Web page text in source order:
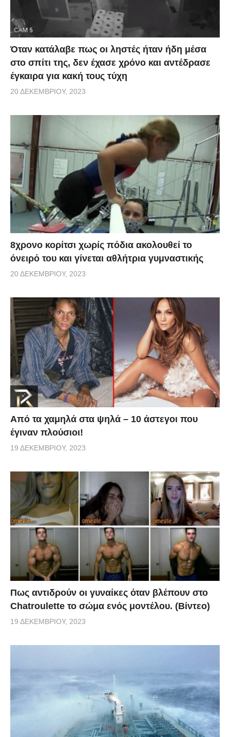
Όταν κατάλαβε πως οι ληστές ήταν ήδη μέσα
στο σπίτι της, δεν έχασε χρόνο και αντέδρασε
έγκαιρα για κακή τους τύχη
20 ΔΕΚΕΜΒΡΊΟΥ, 2023
8χρονο κορίτσι χωρίς πόδια ακολουθεί το
όνειρό του και γίνεται αθλήτρια γυμναστικής
20 ΔΕΚΕΜΒΡΊΟΥ, 2023
Από τα χαμηλά στα ψηλά – 10 άστεγοι που
έγιναν πλούσιοι!
19 ΔΕΚΕΜΒΡΊΟΥ, 2023
Πως αντιδρούν οι γυναίκες όταν βλέπουν στο
Chatroulette το σώμα ενός μοντέλου. (Βίντεο)
19 ΔΕΚΕΜΒΡΊΟΥ, 2023